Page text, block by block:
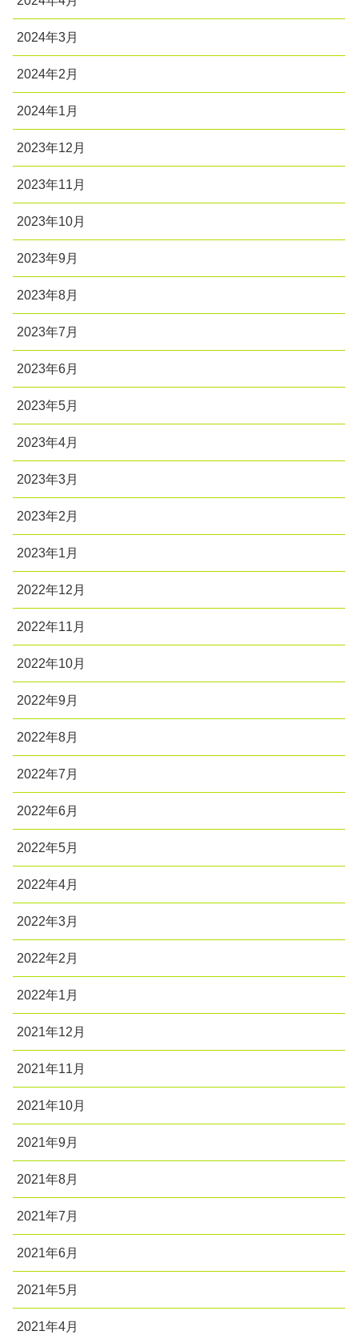
2024年3月
2024年2月
2024年1月
2023年12月
2023年11月
2023年10月
2023年9月
2023年8月
2023年7月
2023年6月
2023年5月
2023年4月
2023年3月
2023年2月
2023年1月
2022年12月
2022年11月
2022年10月
2022年9月
2022年8月
2022年7月
2022年6月
2022年5月
2022年4月
2022年3月
2022年2月
2022年1月
2021年12月
2021年11月
2021年10月
2021年9月
2021年8月
2021年7月
2021年6月
2021年5月
2021年4月